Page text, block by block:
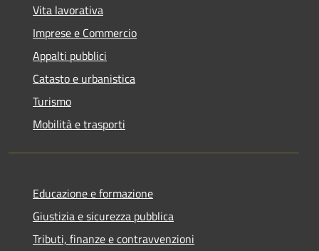
Vita lavorativa
Imprese e Commercio
Appalti pubblici
Catasto e urbanistica
Turismo
Mobilità e trasporti
Educazione e formazione
Giustizia e sicurezza pubblica
Tributi, finanze e contravvenzioni